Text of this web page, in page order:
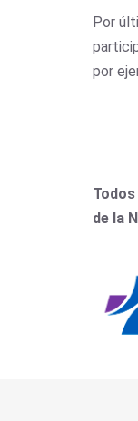
Por
por
de la